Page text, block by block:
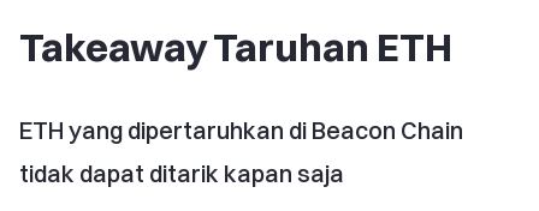
Takeaway Taruhan ETH
ETH yang dipertaruhkan di Beacon Chain
tidak dapat ditarik kapan saja